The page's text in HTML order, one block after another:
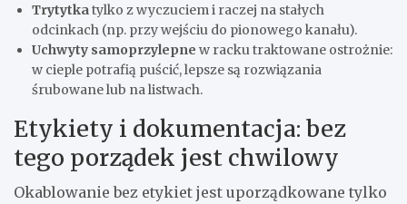
Trytytkatylko z wyczuciem i raczej na stałych
odcinkach (np. przy wejściu do pionowego kanału).
Uchwyty samoprzylepne w racku traktowane ostrożnie:
w cieple potrafią puścić, lepsze są rozwiązania
śrubowane lub na listwach.
Etykiety i dokumentacja: bez
tego porządek jest chwilowy
Okablowanie bez etykiet jest uporządkowane tylko